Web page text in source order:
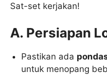
Sat-set kerjakan!
A. Persiapan
Pastikan ada
untuk menopang